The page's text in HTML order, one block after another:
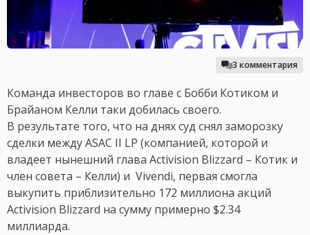
3 комментария
Команда инвесторов во главе с Бобби Котиком и
Брайаном Келли таки добилась своего.
В результате того, что на днях суд снял заморозку
сделки между ASAC II LP (компанией, которой и
владеет нынешний глава Activision Blizzard – Котик и
член совета – Келли) и Vivendi, первая смогла
выкупить приблизительно 172 миллиона акций
Activision Blizzard на сумму примерно $2.34
миллиарда.